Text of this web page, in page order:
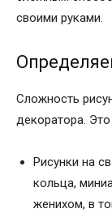
своими руками.
Сложность
декоратора.
Рисунки на
кольца,
женихом, в